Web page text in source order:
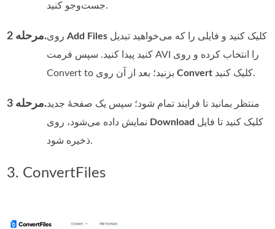
جست‌وجو کنید.
مرحله 2. رویAdd Files
کنید پیدا کنید. سپس فرمت AVI را انتخاب کرده و روی
Convert to بزنید؛ بعد از آن رویConvert کلیک کنید.
مرحله 3.منتظر بمانید تا فرایند تمام شود؛ سپس یک صفحه‌ٔ جدید
Download
ذخیره شود.
3. ConvertFiles